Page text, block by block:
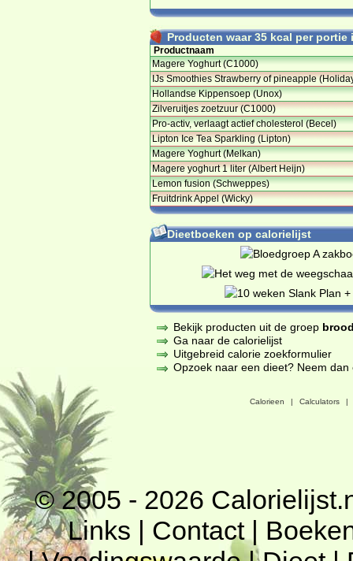
Producten waar 35 kcal per portie
Productnaam
Magere Yoghurt (C1000)
IJs Smoothies Strawberry of pineapple
Hollandse Kippensoep (Unox)
Zilveruitjes zoetzuur (C1000)
Pro-activ, verlaagt actief cholesterol (Becel)
Lipton Ice Tea Sparkling (Lipton)
Magere Yoghurt (Melkan)
Magere yoghurt 1 liter (Albert Heijn)
Lemon fusion (Schweppes)
Fruitdrink Appel (Wicky)
Dieetboeken op calorielijst
Bekijk producten uit de groep
Ga naar de calorielijst
Uitgebreid calorie zoekformulier
Opzoek naar een dieet? Neem
Calorieen | Calculators |
© 2005 - 2026
Links | Contact|